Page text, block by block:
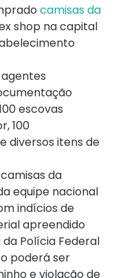
camisas da
shop na capital
escovas
100
diversos itens de
da
equipe nacional
indícios de
apreendido
Polícia Federal
poderá ser
e violação de